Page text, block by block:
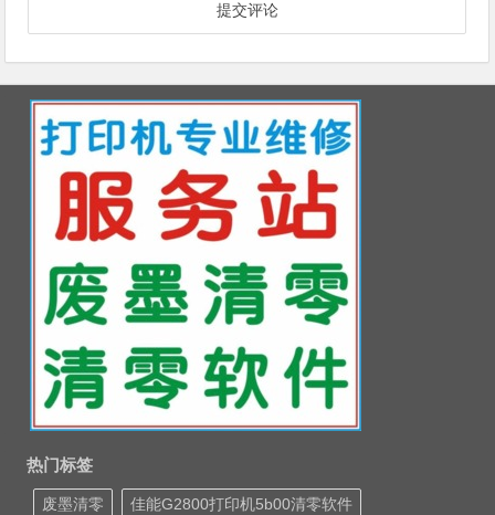
热门标签
废墨清零 佳能G2800打印机5b00清零软件